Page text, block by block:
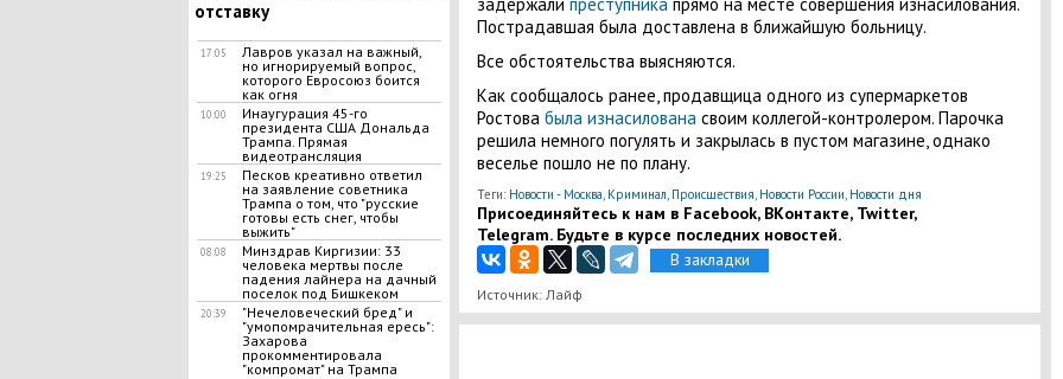
отставку
17:05
Лавров указал на важный,
но игнорируемый вопрос,
которого Евросоюз боится
как огня
10:00
Инаугурация 45-го
президента США Дональда
Трампа. Прямая
видеотрансляция
19:25
Песков креативно ответил
на заявление советника
Трампа о том, что "русские
готовы есть снег, чтобы
выжить"
08:08
Минздрав Киргизии: 33
человека мертвы после
падения лайнера на дачный
поселок под Бишкеком
20:39
"Нечеловеческий бред" и
"умопомрачительная ересь":
Захарова
прокомментировала
"компромат" на Трампа
Пострадавшая была доставлена в ближайшую больницу.
Все обстоятельства выясняются.
Как сообщалось ранее, продавщица одного из супермаркетов
Ростова была изнасилованасвоим коллегой-контролером. Парочка
решила немного погулять и закрылась в пустом магазине, однако
веселье пошло не по плану.
Теги: Новости - Москва, Криминал, Происшествия, Новости России, Новости дня
Присоединяйтесь к нам в Facebook, ВКонтакте, Twitter,
Telegram. Будьте в курсе последних новостей.
В закладки
Источник: Лайф